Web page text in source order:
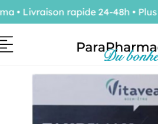
Livraison rapide 24-48h • Plus